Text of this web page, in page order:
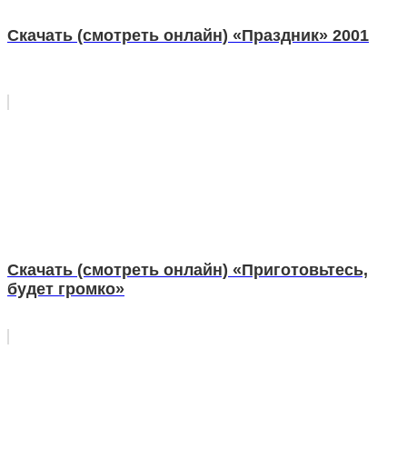
Скачать (смотреть онлайн) «Праздник» 2001
Скачать (смотреть онлайн) «Приготовьтесь,
будет громко»